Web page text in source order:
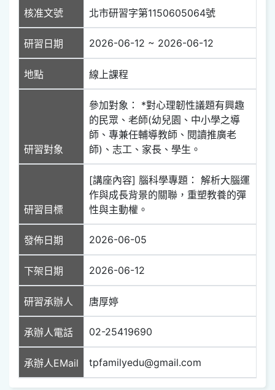
核准文號 北市研習字第1150605064號
研習日期 2026-06-12 ~ 2026-06-12
地點 線上課程
研習對象
參加對象： *對心理韌性議題有興趣
的民眾、老師(幼兒園、中小學之導
師、專兼任輔導教師、閱讀推廣老
師)、志工、家長、學生。
研習目標
[講座內容] 腦科學專題： 解析大腦運
作與成長背景的關聯，重塑教養的彈
性與主動權。
發佈日期 2026-06-05
下架日期 2026-06-12
研習承辦人 唐厚婷
承辦人電話 02-25419690
承辦人EMail tpfamilyedu@gmail.com